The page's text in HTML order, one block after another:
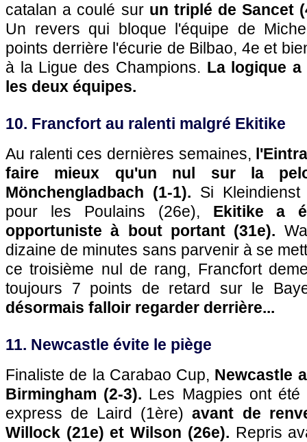
catalan a coulé sur un triplé de Sancet
Un revers qui bloque l'équipe de
points derrière l'écurie de Bilbao, 4e et
à la Ligue des Champions. La logique
les deux équipes.
10. Francfort au ralenti malgré Ekitike
Au ralenti ces dernières semaines,
faire mieux qu'un nul sur la
Mönchengladbach (1-1). Si
pour les Poulains (26e), Ekitike a
opportuniste à bout portant (31e).
dizaine de minutes sans parvenir à se
ce troisième nul de rang, Francfort
toujours 7 points de retard sur le
désormais falloir regarder derrière...
11. Newcastle évite le piège
Finaliste de la Carabao Cup, Newcastle
Birmingham (2-3). Les Magpies ont
express de Laird (1ère)avant de
Willock (21e) et Wilson (26e). Repris